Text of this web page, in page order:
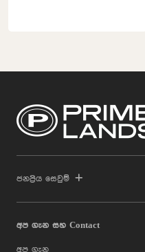
ජනප්‍රිය සෙවුම්
අප ගැන සහ Contact
අප ගැන